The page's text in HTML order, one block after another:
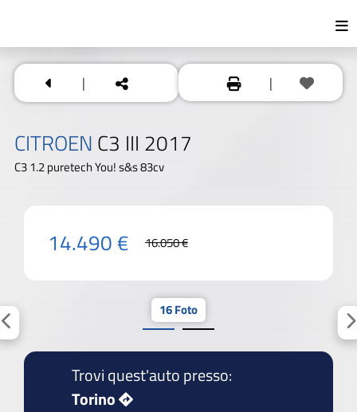
| |
CITROEN C3 III 2017
C3 1.2 puretech You! s&s 83cv
14.490 € 16.050 €
16 Foto
Trovi quest'auto presso:
Torino